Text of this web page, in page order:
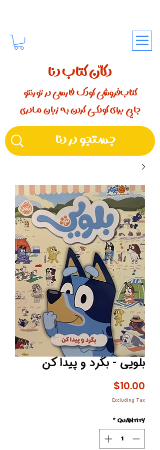
دکّان کتاب دنا
کتاب‌فروشی کودک فارسی در تورنتو
جایی برای کودکـــی کردن بـه زبان مـادری
بلویی - بگرد و پیدا کن
$10.00
Excluding Tax
Quantity
*